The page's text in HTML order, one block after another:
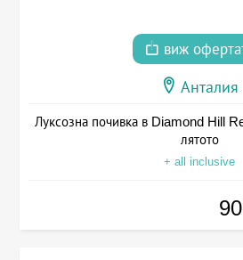
виж
Анталия
Луксозна почивка в Diamond Hill
лятото
+ all inclusive